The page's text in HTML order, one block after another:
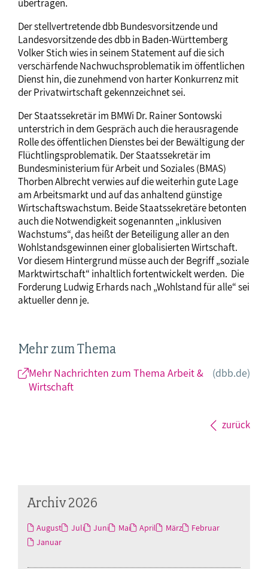
übertragen.
Der stellvertretende dbb Bundesvorsitzende und
Landesvorsitzende des dbb in Baden-Württemberg
Volker Stich wies in seinem Statement auf die sich
verschärfende Nachwuchsproblematik im öffentlichen
Dienst hin, die zunehmend von harter Konkurrenz mit
der Privatwirtschaft gekennzeichnet sei.
Der Staatssekretär im BMWi Dr. Rainer Sontowski
unterstrich in dem Gespräch auch die herausragende
Rolle des öffentlichen Dienstes bei der Bewältigung der
Flüchtlingsproblematik. Der Staatssekretär im
Bundesministerium für Arbeit und Soziales (BMAS)
Thorben Albrecht verwies auf die weiterhin gute Lage
am Arbeitsmarkt und auf das anhaltend günstige
Wirtschaftswachstum. Beide Staatssekretäre betonten
auch die Notwendigkeit sogenannten „inklusiven
Wachstums“, das heißt der Beteiligung aller an den
Wohlstandsgewinnen einer globalisierten Wirtschaft.
Vor diesem Hintergrund müsse auch der Begriff „soziale
Marktwirtschaft“ inhaltlich fortentwickelt werden. Die
Forderung Ludwig Erhards nach „Wohlstand für alle“ sei
aktueller denn je.
Mehr zum Thema
Mehr Nachrichten zum Thema Arbeit &
Wirtschaft
(dbb.de)
zurück
Archiv 2026
August Juli Juni Mai April März
Februar
Januar